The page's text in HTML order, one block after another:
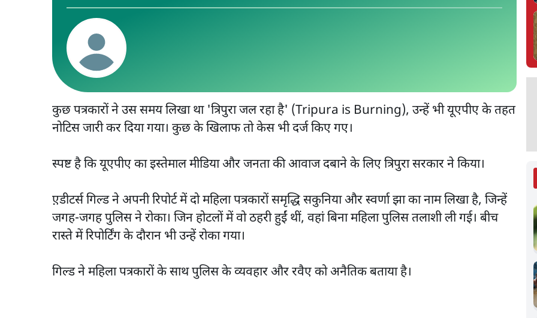
कुछ पत्रकारों ने उस समय लिखा था 'त्रिपुरा जल रहा है' (Tripura is Burning), उन्हें भी यूएपीए के तहत
नोटिस जारी कर दिया गया। कुछ के खिलाफ तो केस भी दर्ज किए गए।
स्पष्ट है कि यूएपीए का इस्तेमाल मीडिया और जनता की आवाज दबाने के लिए त्रिपुरा सरकार ने किया।
ए़़डीटर्स गिल्ड ने अपनी रिपोर्ट में दो महिला पत्रकारों समृद्धि सकुनिया और स्वर्णा झा का नाम लिखा है, जिन्हें
जगह-जगह पुलिस ने रोका। जिन होटलों में वो ठहरी हुईं थीं, वहां बिना महिला पुलिस तलाशी ली गई। बीच
रास्ते में रिपोर्टिंग के दौरान भी उन्हें रोका गया।
गिल्ड ने महिला पत्रकारों के साथ पुलिस के व्यवहार और रवैए को अनैतिक बताया है।